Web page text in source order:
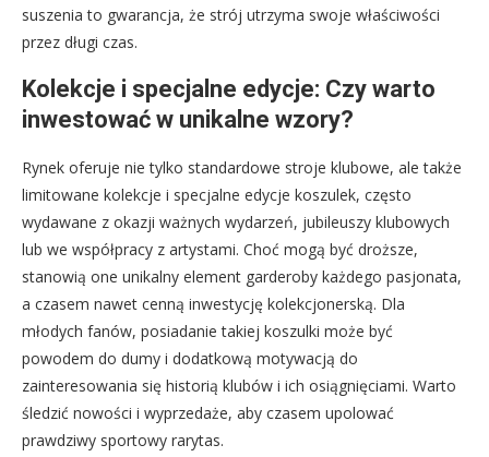
suszenia to gwarancja, że strój utrzyma swoje właściwości
przez długi czas.
Kolekcje i specjalne edycje: Czy warto
inwestować w unikalne wzory?
Rynek oferuje nie tylko standardowe stroje klubowe, ale także
limitowane kolekcje i specjalne edycje koszulek, często
wydawane z okazji ważnych wydarzeń, jubileuszy klubowych
lub we współpracy z artystami. Choć mogą być droższe,
stanowią one unikalny element garderoby każdego pasjonata,
a czasem nawet cenną inwestycję kolekcjonerską. Dla
młodych fanów, posiadanie takiej koszulki może być
powodem do dumy i dodatkową motywacją do
zainteresowania się historią klubów i ich osiągnięciami. Warto
śledzić nowości i wyprzedaże, aby czasem upolować
prawdziwy sportowy rarytas.